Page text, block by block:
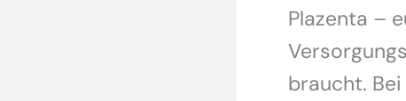
Plazenta –
braucht.